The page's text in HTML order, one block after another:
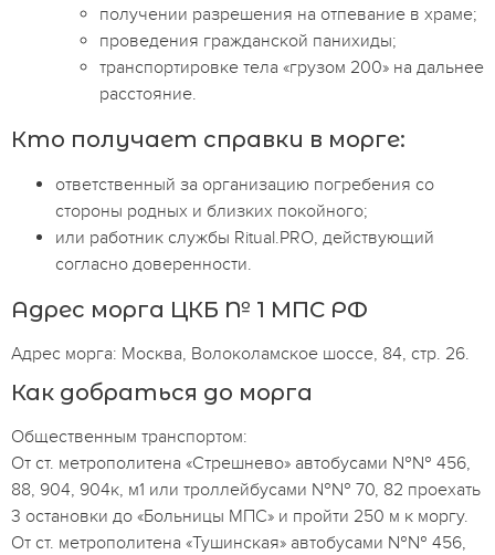
получении разрешения на отпевание в храме;
проведения гражданской панихиды;
транспортировке тела «грузом 200» на дальнее
расстояние.
Кто получает справки в морге:
ответственный за организацию погребения со
стороны родных и близких покойного;
или работник службы Ritual.PRO, действующий
согласно доверенности.
Адрес морга ЦКБ № 1 МПС РФ
Адрес морга: Москва, Волоколамское шоссе, 84, стр. 26.
Как добраться до морга
Общественным транспортом:
От ст. метрополитена «Стрешнево» автобусами №№ 456,
88, 904, 904к, м1 или троллейбусами №№ 70, 82 проехать
3 остановки до «Больницы МПС» и пройти 250 м к моргу.
От ст. метрополитена «Тушинская» автобусами №№ 456,